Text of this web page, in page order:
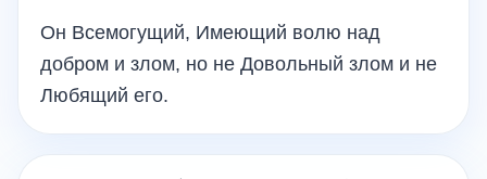
Он Всемогущий, Имеющий волю над
добром и злом, но не Довольный злом и не
Любящий его.